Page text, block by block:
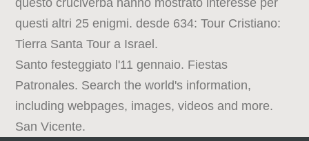
questo cruciverba hanno mostrato interesse per
questi altri 25 enigmi. desde 634: Tour Cristiano:
Tierra Santa Tour a Israel.
Santo festeggiato l'11 gennaio. Fiestas
Patronales. Search the world's information,
including webpages, images, videos and more.
San Vicente.